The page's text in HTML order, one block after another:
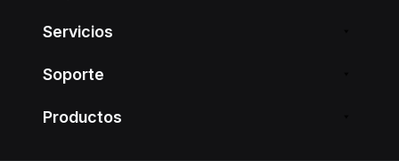
Servicios
Soporte
Productos